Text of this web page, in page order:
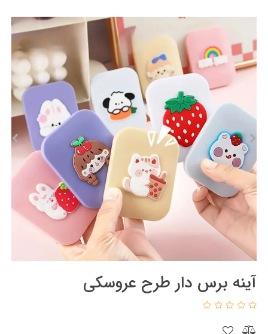
آینه برس دار طرح عروسکی